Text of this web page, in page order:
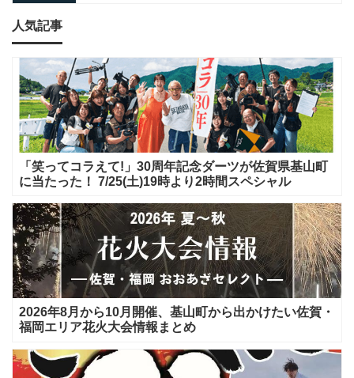
人気記事
「笑ってコラえて!」30周年記念ダーツが佐賀県基山町
に当たった！ 7/25(土)19時より2時間スペシャル
2026年8月から10月開催、基山町から出かけたい佐賀・
福岡エリア花火大会情報まとめ